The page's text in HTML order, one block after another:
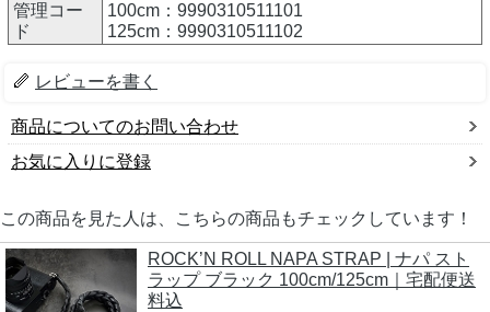
管理コー
ド
100cm：9990310511101
125cm：9990310511102
レビューを書く
商品についてのお問い合わせ
お気に入りに登録
この商品を見た人は、こちらの商品もチェックしています！
ROCK’N ROLL NAPA STRAP | ナパ スト
ラップ ブラック 100cm/125cm｜宅配便送
料込